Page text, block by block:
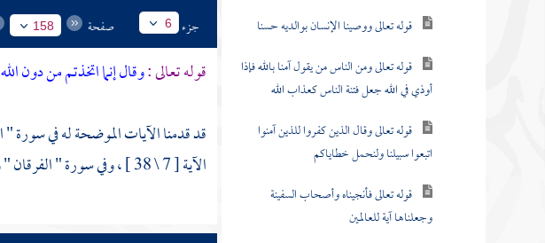
قوله تعالى ووصينا الإنسان بوالديه حسنا
قوله تعالى ومن الناس من يقول آمنا بالله فإذا
أوذي في الله جعل فتنة الناس كعذاب الله
قوله تعالى وقال الذين كفروا للذين آمنوا
اتبعوا سبيلنا ولنحمل خطاياكم
قوله تعالى فأنجيناه وأصحاب السفينة
وجعلناها آية للعالمين
جزء 6 صفحة 158
قوله تعالى :وقال إنما اتخذتم من دون الله
قد قدمنا الآيات الموضحة له في سورة
الآية [ 7 \ 38 ] ، وفي سورة " الفرقان " وغير ذلك .